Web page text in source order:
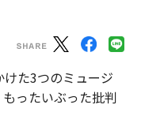
た3つのミュージ
ったいぶった批判